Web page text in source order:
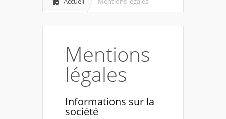
Mentions
légales
Informations sur la
société